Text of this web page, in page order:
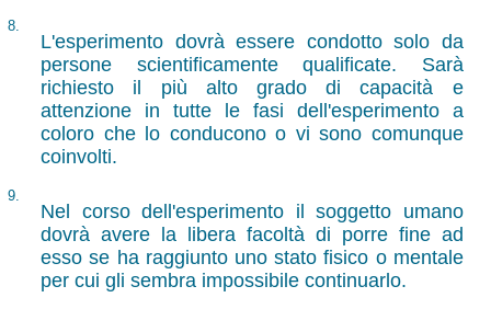
8.
L'esperimento dovrà essere condotto solo da
persone scientificamente qualificate. Sarà
richiesto il più alto grado di capacità e
attenzione in tutte le fasi dell'esperimento a
coloro che lo conducono o vi sono comunque
coinvolti.
9.
Nel corso dell'esperimento il soggetto umano
dovrà avere la libera facoltà di porre fine ad
esso se ha raggiunto uno stato fisico o mentale
per cui gli sembra impossibile continuarlo.